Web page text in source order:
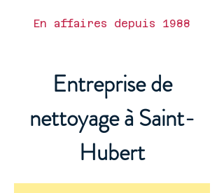
En affaires depuis 1988
Entreprise de
nettoyage à Saint-
Hubert